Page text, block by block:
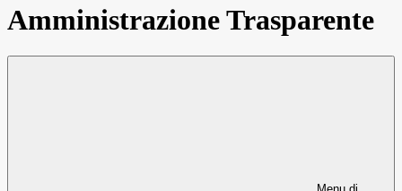
Amministrazione Trasparente